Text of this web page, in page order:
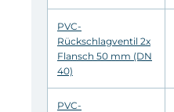
PVC-
Rückschlagventil 2x
Flansch 50 mm (DN
40)
PVC-